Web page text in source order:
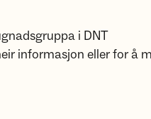
i DNT
informasjon eller for å